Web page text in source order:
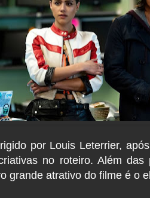
por Louis Leterrier,
no roteiro. Além
grande atrativo do filme é o